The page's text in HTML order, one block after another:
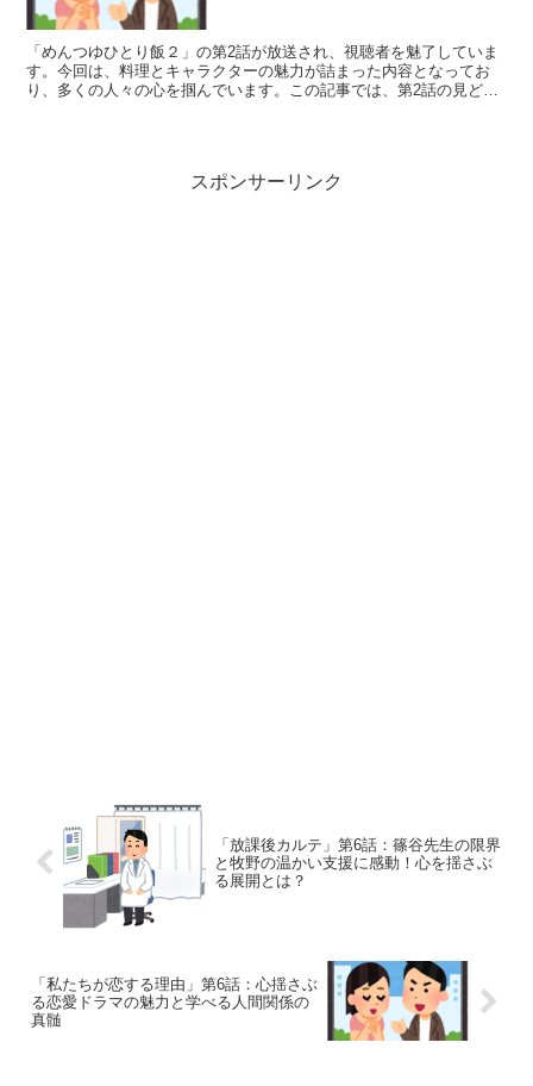
「めんつゆひとり飯２」の第2話が放送され、視聴者を魅了していま
す。今回は、料理とキャラクターの魅力が詰まった内容となってお
り、多くの人々の心を掴んでいます。この記事では、第2話の見どこ
スポンサーリンク
「放課後カルテ」第6話：篠谷先生の限界
と牧野の温かい支援に感動！心を揺さぶ
る展開とは？
「私たちが恋する理由」第6話：心揺さぶ
る恋愛ドラマの魅力と学べる人間関係の
真髄